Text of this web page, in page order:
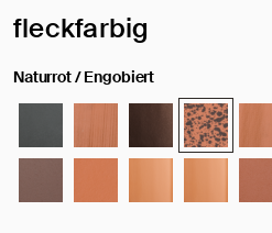
Ausgewählte Oberfläche / Farbe:
fleckfarbig
Naturrot / Engobiert